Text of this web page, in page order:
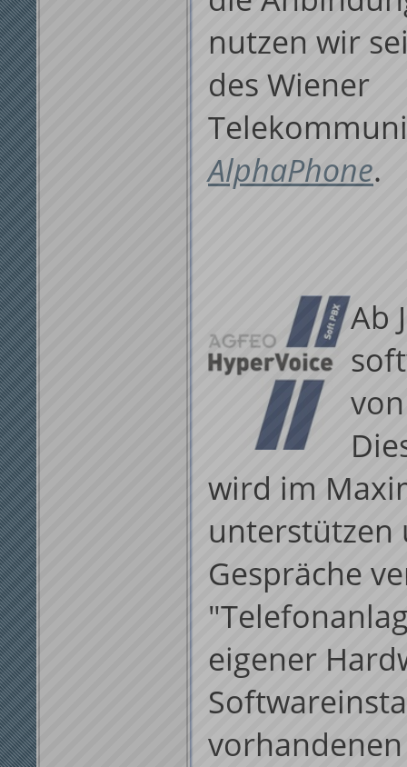
nutzen wir
des Wiener
AlphaPhone.
Ab
wird im
unterstützen
Gespräche
eigener